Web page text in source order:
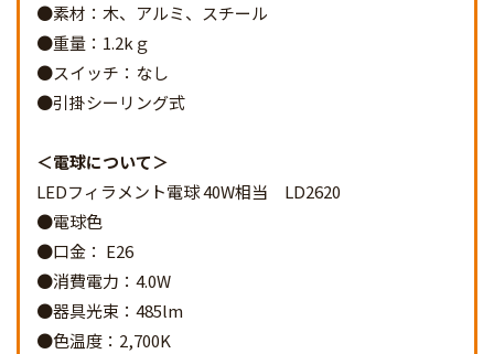
●素材：木、アルミ、スチール
●重量：1.2kｇ
●スイッチ：なし
●引掛シーリング式
電球について
LEDフィラメント電球 40W相当 LD2620
●電球色
●口金： E26
●消費電力：4.0W
●器具光束：485lm
●色温度：2,700K